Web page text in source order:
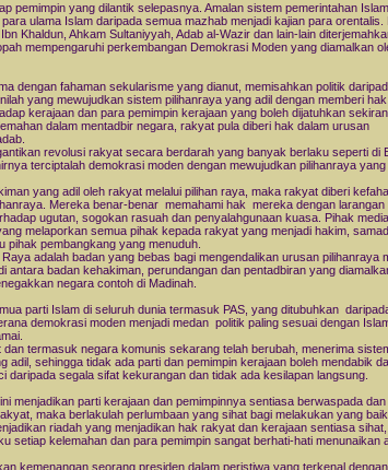
pemimpin yang dilantik selepasnya. Amalan sistem pemerintahan
ulama Islam daripada semua mazhab menjadi kajian para orentalis.
Khaldun, Ahkam Sultaniyyah, Adab al-Wazir dan lain-lain
mempengaruhi perkembangan Demokrasi Moden yang diamalkan
dengan fahaman sekularisme yang dianut, memisahkan politik
yang mewujudkan sistem pilihanraya yang adil dengan memberi
kerajaan dan para pemimpin kerajaan yang boleh dijatuhkan
dalam mentadbir negara, rakyat pula diberi hak dalam urusan
revolusi rakyat secara berdarah yang banyak berlaku seperti di
terciptalah demokrasi moden dengan mewujudkan pilihanraya yang
yang adil oleh rakyat melalui pilihan raya, maka rakyat diberi
Mereka benar-benar memahami hak mereka dengan larangan
ugutan, sogokan rasuah dan penyalahgunaan kuasa. Pihak media
melaporkan semua pihak kepada rakyat yang menjadi hakim,
pihak pembangkang yang menuduh.
Raya adalah badan yang bebas bagi mengendalikan urusan pilihanraya
antara badan kehakiman, perundangan dan pentadbiran yang
negara contoh di Madinah.
parti Islam di seluruh dunia termasuk PAS, yang ditubuhkan
demokrasi moden menjadi medan politik paling sesuai dengan
dan termasuk negara komunis sekarang telah berubah, menerima
adil, sehingga tidak ada parti dan pemimpin kerajaan boleh mendabik
daripada segala sifat kekurangan dan tidak ada kesilapan langsung.
menjadikan parti kerajaan dan pemimpinnya sentiasa berwaspada
maka berlakulah perlumbaan yang sihat bagi melakukan yang
riadah yang menjadikan hak rakyat dan kerajaan sentiasa
setiap kelemahan dan para pemimpin sangat berhati-hati menunaikan
kemenangan seorang presiden dalam peristiwa yang terkenal